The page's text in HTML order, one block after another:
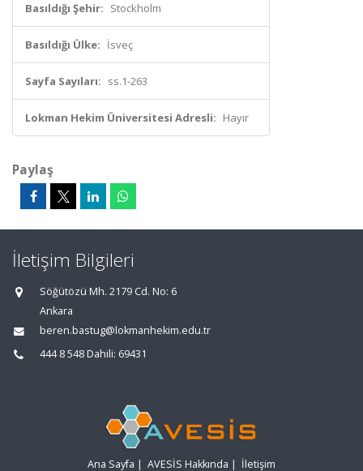
Basıldığı Şehir: Stockholm
Basıldığı Ülke: İsveç
Sayfa Sayıları: ss.1-263
Lokman Hekim Üniversitesi Adresli: Hayır
Paylaş
İletişim Bilgileri
Söğütözü Mh. 2179 Cd. No: 6
Ankara
beren.bastug@lokmanhekim.edu.tr
444 8 548 Dahili: 69431
Ana Sayfa | AVESİS Hakkında | İletişim